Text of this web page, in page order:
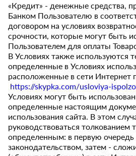
«Кредит» - денежные средства,
Банком Пользователю в
договором на условиях
срочности, которые могут быть
Пользователем для оплаты
В Условиях также используются
определенные в Условиях
расположенные в сети Интернет
https://skypka.com/usloviya-
Условиях могут быть
определенные настоящим
использования сайта. В этом
руководствоваться толкованием
определенным: в первую
законодательством, затем -